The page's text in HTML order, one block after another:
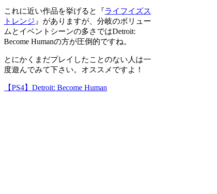
これに近い作品を挙げると『ライフイズス
トレンジ 』がありますが、分岐のボリュー
ムとイベントシーンの多さではDetroit:
Become Humanの方が圧倒的ですね。
とにかくまだプレイしたことのない人は一
度遊んでみて下さい。オススメですよ！
【PS4】Detroit: Become Human